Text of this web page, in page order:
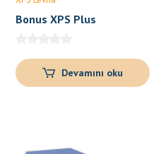
Bonus XPS Plus
Devamını oku